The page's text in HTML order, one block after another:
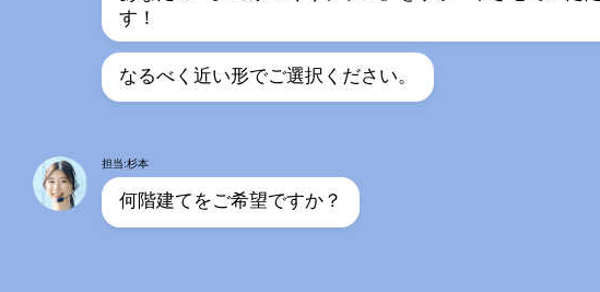
す！
なるべく近い形でご選択ください。
担当:杉本
何階建てをご希望ですか？